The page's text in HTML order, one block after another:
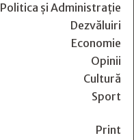
Politica și Administrație
Dezvăluiri
Economie
Opinii
Cultură
Sport
Print